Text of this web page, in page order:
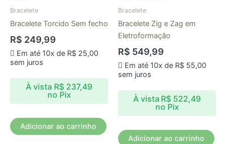
Bracelete
Bracelete Torcido Sem fecho
R$ 249,99
Em até 10x de R$25,00
sem juros
À vista R$237,49
no Pix
Adicionar ao carrinho
Bracelete
Bracelete Zig e Zag em
Eletroformação
R$ 549,99
Em até 10x de R$55,00
sem juros
À vista R$ 522,49
no Pix
Adicionar ao carrinho